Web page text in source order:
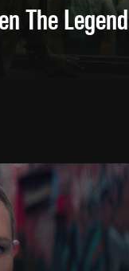
The Legend